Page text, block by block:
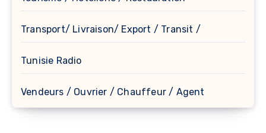
Transport/ Livraison/ Export / Transit /
Tunisie Radio
Vendeurs / Ouvrier / Chauffeur / Agent